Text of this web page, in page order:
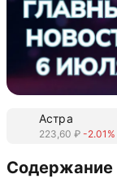
Астра
223,60 ₽ -2.01%
Содержание